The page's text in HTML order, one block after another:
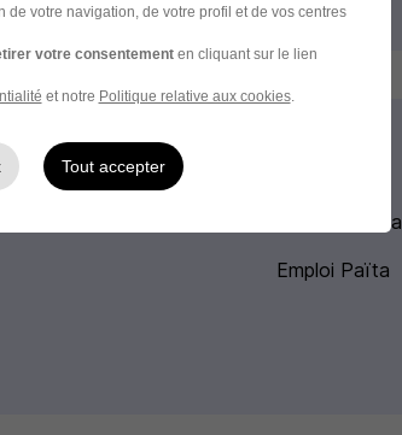
Emploi La Foa
Emploi Païta
votre navigation, de votre profil et de vos centres
votre consentementen cliquant sur le lien
et notre Politique relative aux cookies.
Tout accepter